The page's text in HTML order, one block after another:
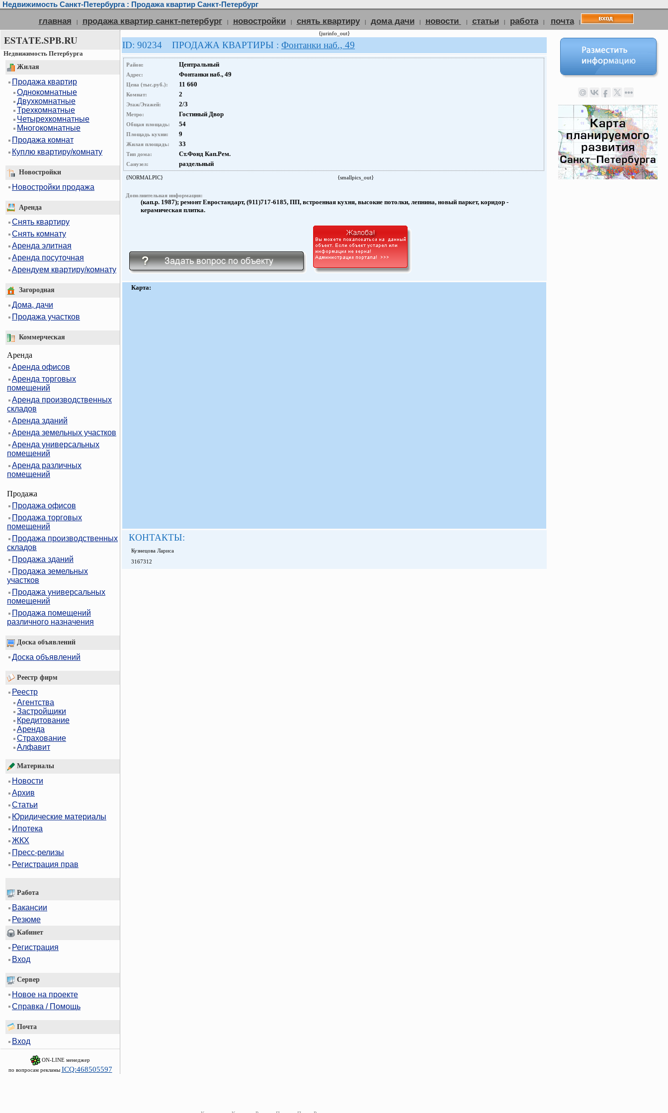
Недвижимость Санкт-Петербурга : Продажа квартир Санкт-Петербург
главная | продажа квартир санкт-петербург | новостройки | снять квартиру | дома дачи | новости | статьи | работа | почта |
ESTATE.SPB.RU
Недвижимость Петербурга
Жилая
Продажа квартир
Однокомнатные
Двухкомнатные
Трехкомнатные
Четырехкомнатные
Многокомнатные
Продажа комнат
Куплю квартиру/комнату
Новостройки
Новостройки продажа
Аренда
Снять квартиру
Снять комнату
Аренда элитная
Аренда посуточная
Арендуем квартиру/комнату
Загородная
Дома, дачи
Продажа участков
Коммерческая
Аренда
Аренда офисов
Аренда торговых
помещений
Аренда производственных
складов
Аренда зданий
Аренда земельных участков
Аренда универсальных
помещений
Аренда различных
помещений
Продажа
Продажа офисов
Продажа торговых
помещений
Продажа производственных
складов
Продажа зданий
Продажа земельных
участков
Продажа универсальных
помещений
Продажа помещений
различного назначения
Доска объявлений
Доска объявлений
Реестр фирм
Реестр
Агентства
Застройщики
Кредитование
Аренда
Страхование
Алфавит
Материалы
Новости
Архив
Статьи
Юридические материалы
Ипотека
ЖКХ
Пресс-релизы
Регистрация прав
Работа
Вакансии
Резюме
Кабинет
Регистрация
Вход
Сервер
Новое на проекте
Справка / Помощь
Почта
Вход
ON-LINE менеджер
по вопросам рекламы ICQ:468505597
{jurinfo_out}
ID: 90234 ПРОДАЖА КВАРТИРЫ : Фонтанки наб., 49
Район: Центральный
Адрес: Фонтанки наб., 49
Цена (тыс.руб.): 11 660
Комнат: 2
Этаж/Этажей: 2/3
Метро: Гостиный Двор
Общая площадь: 54
Площадь кухни: 9
Жилая площадь: 33
Тип дома: Ст.Фонд Кап.Рем.
Санузел: раздельный
{NORMALPIC} {smallpics_out}
Дополнительная информация:
(кап.р. 1987); ремонт Евростандарт, (911)717-6185, ПП, встроенная кухня, высокие потолки, лепнина, новый паркет, коридор -
керамическая плитка.
Карта:
КОНТАКТЫ:
Кузнецова Лариса
3167312